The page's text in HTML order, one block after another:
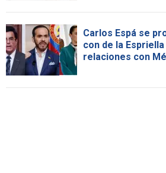
Carlos Espá se
con de la
relaciones con